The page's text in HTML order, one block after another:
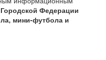
Федерации
мини-футбола и